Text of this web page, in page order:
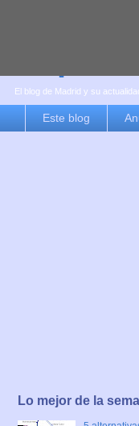
es por
El blog de Madrid y su
Este blog
Lo mejor de la